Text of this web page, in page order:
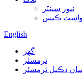
نيوز سينٽر
ڪيس
English
گھر
ٿرمسٽر
ڍڪيل ٿرمسٽر